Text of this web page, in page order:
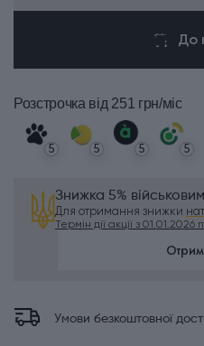
До
Розстрочка від 251 грн/міс
5 5 5 5
Знижка 5%
Для отримання знижки
Термін дії акції з 01.01.2026
Умови безкоштовної